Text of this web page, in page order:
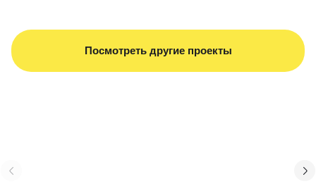
Посмотреть другие проекты